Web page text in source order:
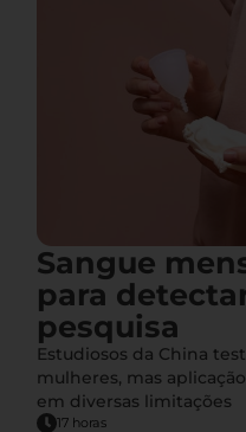
Sangue
para
pesquisa
Estudiosos da China
mulheres, mas
em diversas limitações
17 horas